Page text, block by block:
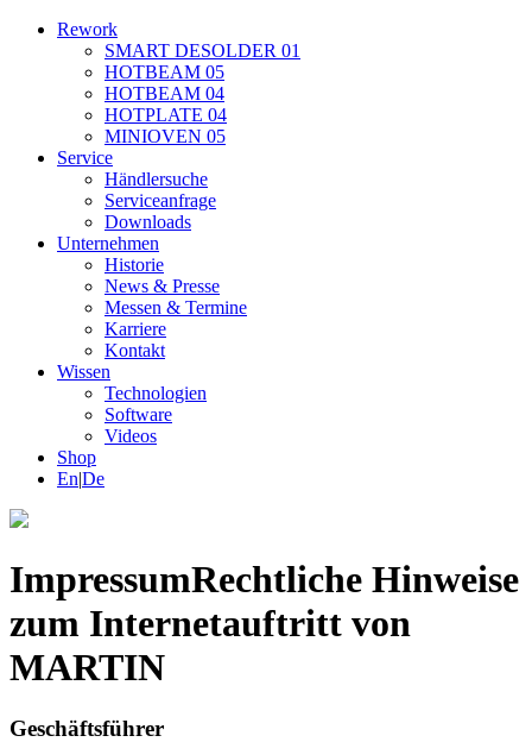
Rework
SMART DESOLDER 01
HOTBEAM 05
HOTBEAM 04
HOTPLATE 04
MINIOVEN 05
Service
Händlersuche
Serviceanfrage
Downloads
Unternehmen
Historie
News & Presse
Messen & Termine
Karriere
Kontakt
Wissen
Technologien
Software
Videos
Shop
En|De
ImpressumRechtliche Hinweise
zum Internetauftritt von
MARTIN
Geschäftsführer